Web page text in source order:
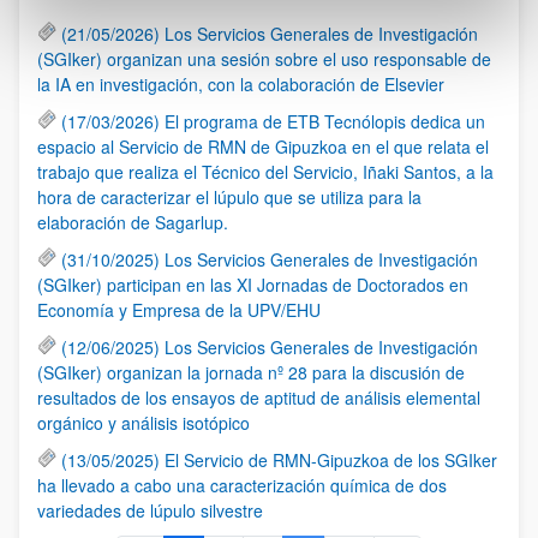
(21/05/2026) Los Servicios Generales de Investigación
(SGIker) organizan una sesión sobre el uso responsable de
la IA en investigación, con la colaboración de Elsevier
(17/03/2026) El programa de ETB Tecnólopis dedica un
espacio al Servicio de RMN de Gipuzkoa en el que relata el
trabajo que realiza el Técnico del Servicio, Iñaki Santos, a la
hora de caracterizar el lúpulo que se utiliza para la
elaboración de Sagarlup.
(31/10/2025) Los Servicios Generales de Investigación
(SGIker) participan en las XI Jornadas de Doctorados en
Economía y Empresa de la UPV/EHU
(12/06/2025) Los Servicios Generales de Investigación
(SGIker) organizan la jornada nº 28 para la discusión de
resultados de los ensayos de aptitud de análisis elemental
orgánico y análisis isotópico
(13/05/2025) El Servicio de RMN-Gipuzkoa de los SGIker
ha llevado a cabo una caracterización química de dos
variedades de lúpulo silvestre